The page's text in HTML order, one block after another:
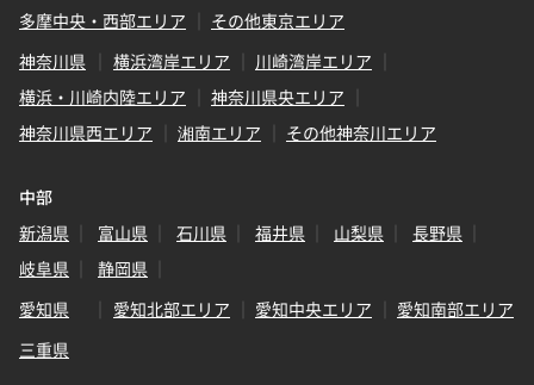
多摩中央・西部エリア
その他東京エリア
神奈川県
横浜湾岸エリア
川崎湾岸エリア
横浜・川崎内陸エリア
神奈川県央エリア
神奈川県西エリア
湘南エリア その他神奈川エリア
中部
新潟県
富山県 石川県 福井県 山梨県
長野県
岐阜県
静岡県
愛知県
愛知北部エリア 愛知中央エリア
愛知南部エリア
三重県